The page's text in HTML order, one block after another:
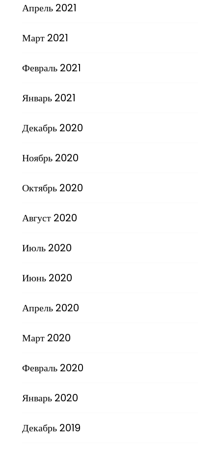
Апрель 2021
Март 2021
Февраль 2021
Январь 2021
Декабрь 2020
Ноябрь 2020
Октябрь 2020
Август 2020
Июль 2020
Июнь 2020
Апрель 2020
Март 2020
Февраль 2020
Январь 2020
Декабрь 2019